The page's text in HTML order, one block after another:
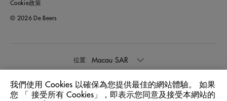
Cookie政策
© 2026 De Beers
位置: Macau SAR
語言: 中文
我們使用 Cookies 以確保為您提供最佳的網站體驗。 如果
您 「 接受所有 Cookies」，即表示您同意及接受本網站的